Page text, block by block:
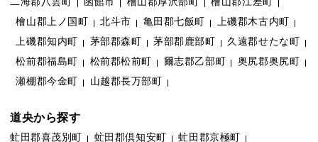
檜山郡上ノ国町
北斗市 亀田郡七飯町
上磯郡木古内町
上磯郡知内町
茅部郡森町 茅部郡鹿部町
久遠郡せたな町
松前郡福島町
松前郡松前町 爾志郡乙部町
奥尻郡奥尻町
瀬棚郡今金町
山越郡長万部町
道央から探す
虻田郡喜茂別町 虻田郡倶知安町
虻田郡京極町